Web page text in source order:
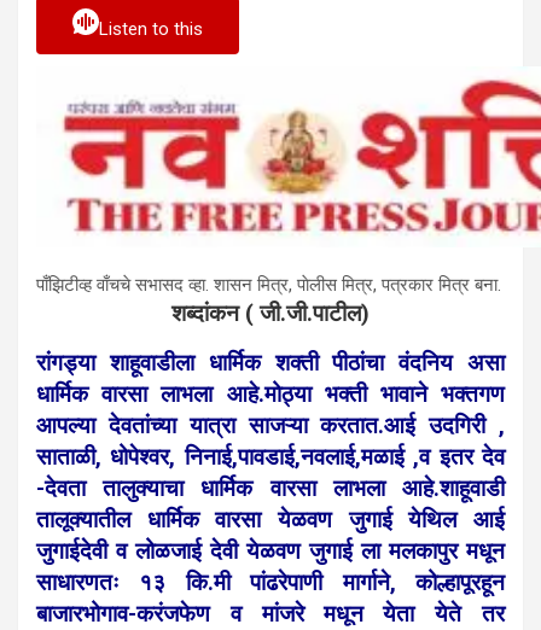
Listen to this
पाँझिटीव्ह वाँचचे सभासद व्हा. शासन मित्र, पाेलीस मित्र, पत्रकार मित्र बना.
शब्दांकन ( जी.जी.पाटील)
रांगड्या शाहूवाडीला धार्मिक शक्ती पीठांचा वंदनिय असा
धार्मिक वारसा लाभला आहे.मोठ्या भक्ती भावाने भक्तगण
आपल्या देवतांच्या यात्रा साजऱ्या करतात.आई उदगिरी ,
साताळी, धोपेश्वर, निनाई,पावडाई,नवलाई,मळाई ,व इतर देव
-देवता तालुक्याचा धार्मिक वारसा लाभला आहे.शाहूवाडी
तालूक्यातील धार्मिक वारसा येळवण जुगाई येथिल आई
जुगाईदेवी व लोळजाई देवी येळवण जुगाई ला मलकापुर मधून
साधारणतः १३ कि.मी पांढरेपाणी मार्गाने, कोल्हापूरहून
बाजारभोगाव-करंजफेण व मांजरे मधून येता येते तर